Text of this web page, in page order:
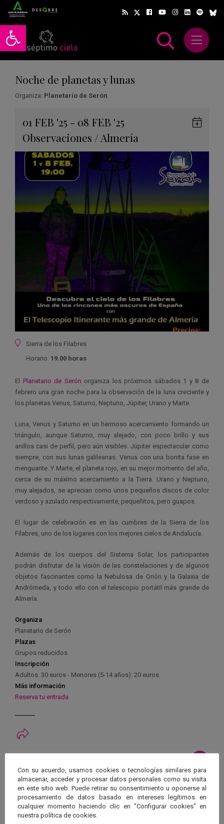
Abrir barra de herramientas
Abrir
Noche de planetas y lunas
Organiza: Planetario de Serón
01 FEB '25 - 08 FEB '25
Observaciones / Almería
Ubicación
Sierra de los Filabres
Horario: 19.00 horas
El Planetario de Serón organiza los próximos sábados 1 y 8 de
febrero una gran noche para la observación de la luna creciente y
los planetas Venus, Saturno, Neptuno, Júpiter, Urano y Marte.
Luna, Venus y Saturno en un hermoso acercamiento formando un
triángulo, aunque Saturno, muy alejado, con poco brillo y sus
anillos casi de perfil, pero aún visibles. Júpiter espectacular como
siempre, con sus lunas galileanas. Venus con una bonita fase en
menguante. Y Marte, el planeta rojo, en su mejor momento del año,
cerca de su máximo acercamiento a la Tierra. Urano y Neptuno,
muy alejados, se aprecian como unos pequeños discos de color
verdoso y azulado respectivamente, pequeñitos, pero guapos.
El lugar de celebración es en las cumbres de la Sierra de los
Filabres, uno de los lugares con los mejores cielos de Andalucía.
Además de los cuerpos del Sistema Solar, los participantes
podrán disfrutar de la visión de las constelaciones y de algunos
objetos fascinantes como la Nebulosa de Orión y la Galaxia de
Andrómeda, y todo ello con el telescopio portátil más grande de
Almería.
Organiza
Planetario de Serón
Plazas
Grupos reducidos
Inscripción
Adultos: 30 euros - Menores (5-14 años): 20 euros
Más información
Reserva tu entrada
Ver más
26 JUN 2026 - 26 ENE 2028
Eclipse,Planetario/ Gérgal,Granada ,
Málaga,Sevilla
Con su acuerdo, usamos cookies o tecnologías similares para
almacenar, acceder y procesar datos personales como su visita
en este sitio web. Puede retirar su consentimiento u oponerse al
procesamiento de datos basado en intereses legítimos en
cualquier momento haciendo clic en "Configurar cookies" en
nuestra política de cookies.